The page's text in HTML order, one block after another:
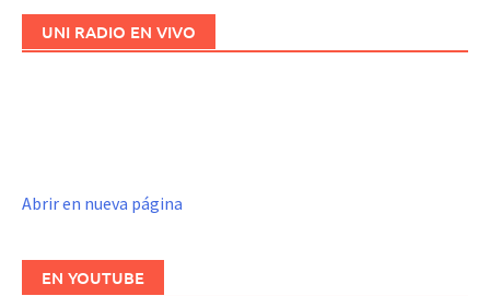
UNI RADIO EN VIVO
Abrir en nueva página
EN YOUTUBE